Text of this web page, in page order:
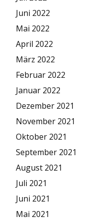
Juni 2022
Mai 2022
April 2022
März 2022
Februar 2022
Januar 2022
Dezember 2021
November 2021
Oktober 2021
September 2021
August 2021
Juli 2021
Juni 2021
Mai 2021